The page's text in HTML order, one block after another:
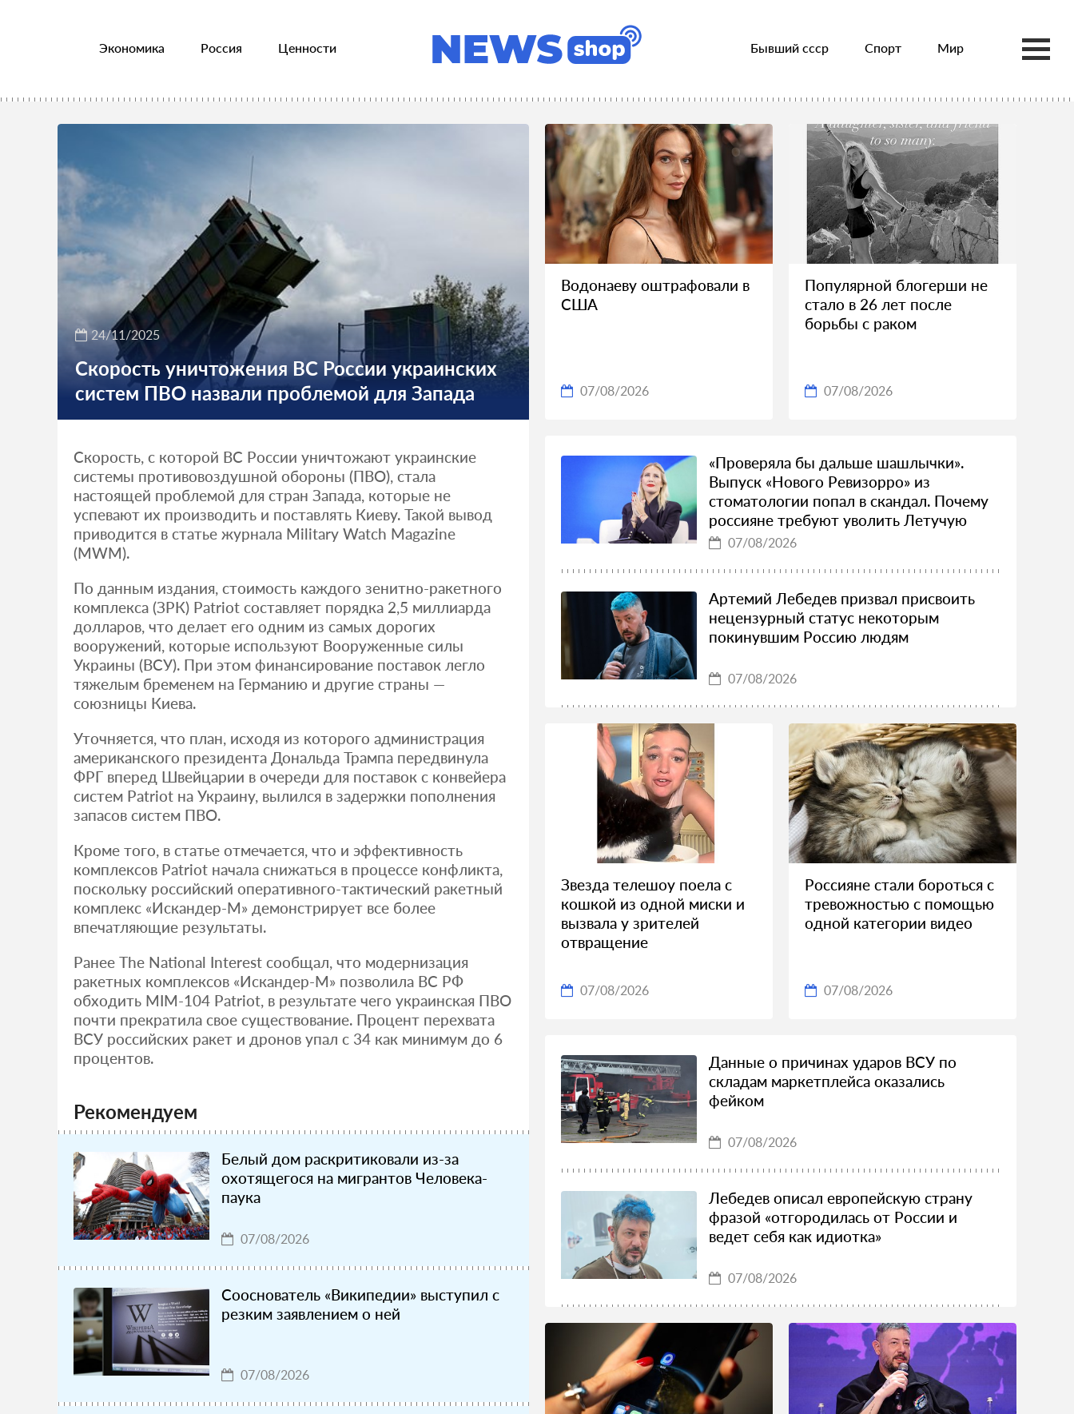
Экономика Россия Ценности Бывший ссср Спорт Мир
24/11/2025
Скорость уничтожения ВС России украинских
систем ПВО назвали проблемой для Запада
Скорость, с которой ВС России уничтожают украинские
системы противовоздушной обороны (ПВО), стала
настоящей проблемой для стран Запада, которые не
успевают их производить и поставлять Киеву. Такой вывод
приводится в статье журнала Military Watch Magazine
(MWM).
По данным издания, стоимость каждого зенитно-ракетного
комплекса (ЗРК) Patriot составляет порядка 2,5 миллиарда
долларов, что делает его одним из самых дорогих
вооружений, которые используют Вооруженные силы
Украины (ВСУ). При этом финансирование поставок легло
тяжелым бременем на Германию и другие страны —
союзницы Киева.
Уточняется, что план, исходя из которого администрация
американского президента Дональда Трампа передвинула
ФРГ вперед Швейцарии в очереди для поставок с конвейера
систем Patriot на Украину, вылился в задержки пополнения
запасов систем ПВО.
Кроме того, в статье отмечается, что и эффективность
комплексов Patriot начала снижаться в процессе конфликта,
поскольку российский оперативного-тактический ракетный
комплекс «Искандер-М» демонстрирует все более
впечатляющие результаты.
Ранее The National Interest сообщал, что модернизация
ракетных комплексов «Искандер-М» позволила ВС РФ
обходить MIM-104 Patriot, в результате чего украинская ПВО
почти прекратила свое существование. Процент перехвата
ВСУ российских ракет и дронов упал с 34 как минимум до 6
процентов.
Рекомендуем
Белый дом раскритиковали из-за
охотящегося на мигрантов Человека-
паука
07/08/2026
Сооснователь «Википедии» выступил с
резким заявлением о ней
07/08/2026
Водонаеву оштрафовали в
США
07/08/2026
Популярной блогерши не
стало в 26 лет после
борьбы с раком
07/08/2026
«Проверяла бы дальше шашлычки».
Выпуск «Нового Ревизорро» из
стоматологии попал в скандал. Почему
россияне требуют уволить Летучую
07/08/2026
Артемий Лебедев призвал присвоить
нецензурный статус некоторым
покинувшим Россию людям
07/08/2026
Звезда телешоу поела с
кошкой из одной миски и
вызвала у зрителей
отвращение
07/08/2026
Россияне стали бороться с
тревожностью с помощью
одной категории видео
07/08/2026
Данные о причинах ударов ВСУ по
складам маркетплейса оказались
фейком
07/08/2026
Лебедев описал европейскую страну
фразой «отгородилась от России и
ведет себя как идиотка»
07/08/2026